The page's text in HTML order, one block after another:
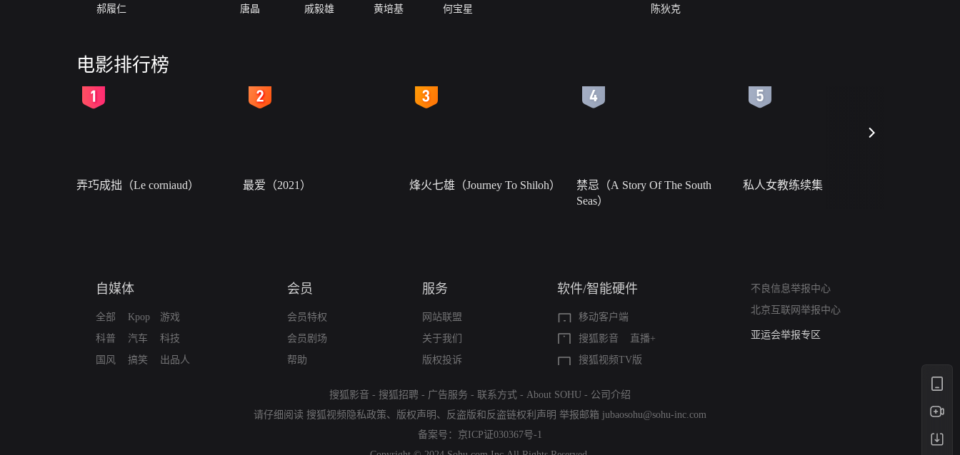
郝履仁
唐晶
戚毅雄 黄培基 何宝星
陈狄克
电影排行榜
弄巧成拙（Le corniaud） 最爱（2021） 烽火七雄（Journey To Shiloh）
禁忌（A Story Of The South
Seas）
私人女教练续集
自媒体
全部
科普
国风
Kpop
汽车
搞笑
游戏
科技
出品人
会员
会员特权
会员剧场
帮助
服务
网站联盟
关于我们
版权投诉
软件/智能硬件
移动客户端
搜狐影音
直播+
搜狐视频TV版
不良信息举报中心
北京互联网举报中心
算法推荐专项举报
亚运会举报专区
搜狐影音 - 搜狐招聘 - 广告服务 - 联系方式 - About SOHU - 公司介绍
请仔细阅读 搜狐视频隐私政策、 版权声明 、 反盗版和反盗链权利声明 举报邮箱 jubaosohu@sohu-inc.com
备案号： 京ICP证030367号-1